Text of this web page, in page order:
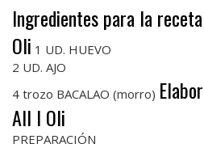
Ingredientes para la
Oli 1 UD. HUEVO
2 UD. AJO
4 trozo BACALAO (morro)
All I Oli
PREPARACIÓN